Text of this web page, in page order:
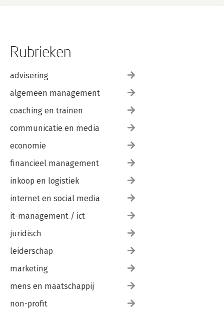
Rubrieken
advisering
algemeen management
coaching en trainen
communicatie en media
economie
financieel management
inkoop en logistiek
internet en social media
it-management / ict
juridisch
leiderschap
marketing
mens en maatschappij
non-profit